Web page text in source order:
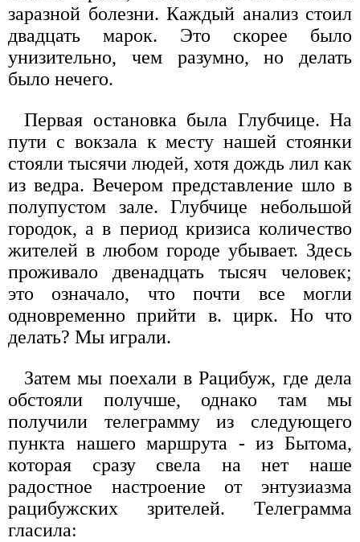
заразной болезни. Каждый анализ стоил
двадцать марок. Это скорее было
унизительно, чем разумно, но делать
было нечего.
Первая остановка была Глубчице. На
пути с вокзала к месту нашей стоянки
стояли тысячи людей, хотя дождь лил как
из ведра. Вечером представление шло в
полупустом зале. Глубчице небольшой
городок, а в период кризиса количество
жителей в любом городе убывает. Здесь
проживало двенадцать тысяч человек;
это означало, что почти все могли
одновременно прийти в. цирк. Но что
делать? Мы играли.
Затем мы поехали в Рацибуж, где дела
обстояли получше, однако там мы
получили телеграмму из следующего
пункта нашего маршрута - из Бытома,
которая сразу свела на нет наше
радостное настроение от энтузиазма
рацибужских зрителей. Телеграмма
гласила: